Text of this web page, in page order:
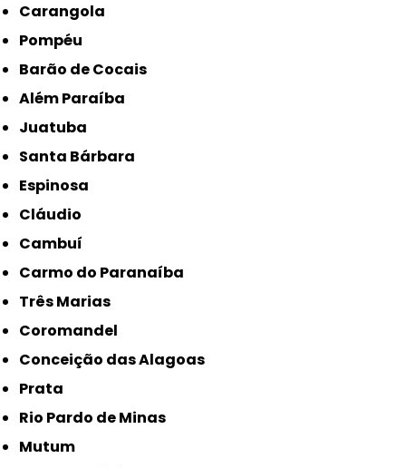
Carangola
Pompéu
Barão de Cocais
Além Paraíba
Juatuba
Santa Bárbara
Espinosa
Cláudio
Cambuí
Carmo do Paranaíba
Três Marias
Coromandel
Conceição das Alagoas
Prata
Rio Pardo de Minas
Mutum